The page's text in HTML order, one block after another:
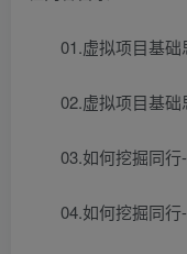
01.虚拟项目基础
02.虚拟项目基础
03.如何挖掘同行
04.如何挖掘同行